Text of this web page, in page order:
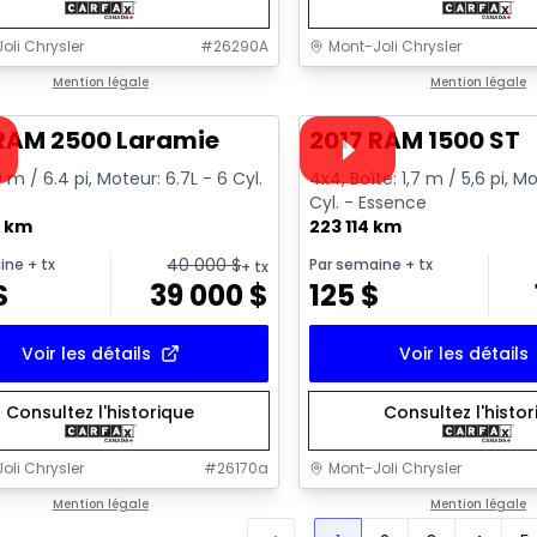
Chrysler #26290A
Mention légale
Mont-Joli Chrysler
Mention légale
offre
2500 Laramie
m / 6.4 pi, Moteur: 6.7L - 6 Cyl.
km
+ tx 40 000$+ tx
39 000$
Voir les détails
Consultez l'historique
Chrysler #26170a
Mention légale
Vidéo disponible
Très bonne offre
2017 RAM 1500 ST
4x4, Boîte: 1,7 m / 5,6 pi,
Cyl. - Essence
223 114 km
Par semaine + tx
125$
Voir les détails
Consultez
Mont-Joli Chrysler
Mention légale